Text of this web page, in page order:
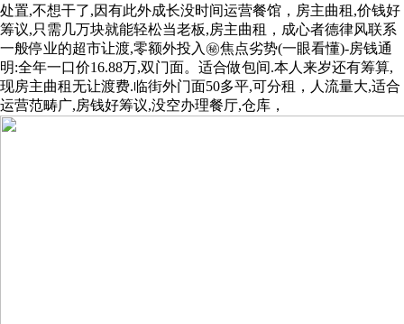
处置,不想干了,因有此外成长没时间运营餐馆，房主曲租,价钱好
筹议,只需几万块就能轻松当老板,房主曲租，成心者德律风联系
一般停业的超市让渡,零额外投入㊙️焦点劣势(一眼看懂)-房钱通
明:全年一口价16.88万,双门面。适合做包间.本人来岁还有筹算,
现房主曲租无让渡费.临街外门面50多平,可分租，人流量大,适合
运营范畴广,房钱好筹议,没空办理餐厅,仓库，